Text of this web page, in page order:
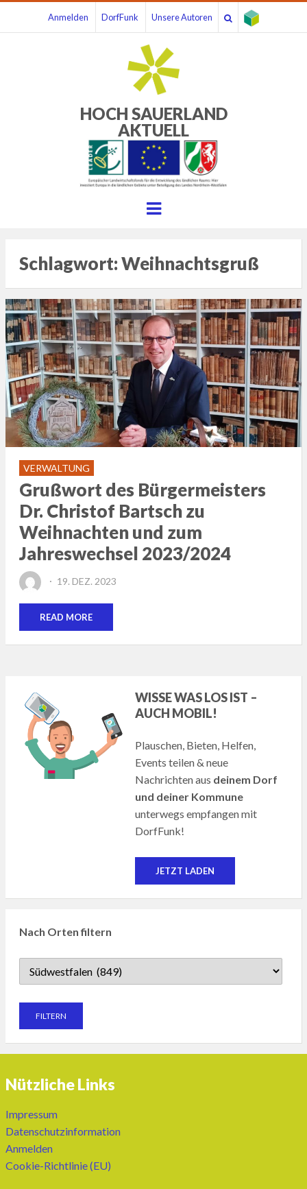
Anmelden DorfFunk Unsere Autoren
HOCH SAUERLAND
AKTUELL
Menu
Schlagwort:Weihnachtsgruß
VERWALTUNG
Grußwort des Bürgermeisters
Dr. Christof Bartsch zu
Weihnachten und zum
Jahreswechsel 2023/2024
POSTED
19. DEZ. 2023
READ MORE
WISSE WAS LOS IST –
AUCH MOBIL!
Plauschen, Bieten, Helfen,
Events teilen & neue
Nachrichten aus deinem Dorf
und deiner Kommune
unterwegs empfangen mit
DorfFunk!
JETZT LADEN
Nach Orten filtern
Nützliche Links
Impressum
Datenschutzinformation
Anmelden
Cookie-Richtlinie (EU)